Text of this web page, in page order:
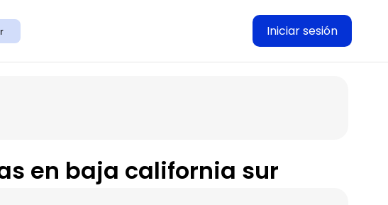
Iniciar sesión
en baja california sur